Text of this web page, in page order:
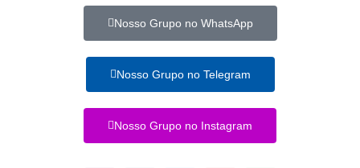
Nosso Grupo no WhatsApp
Nosso Grupo no Telegram
Nosso Grupo no Instagram